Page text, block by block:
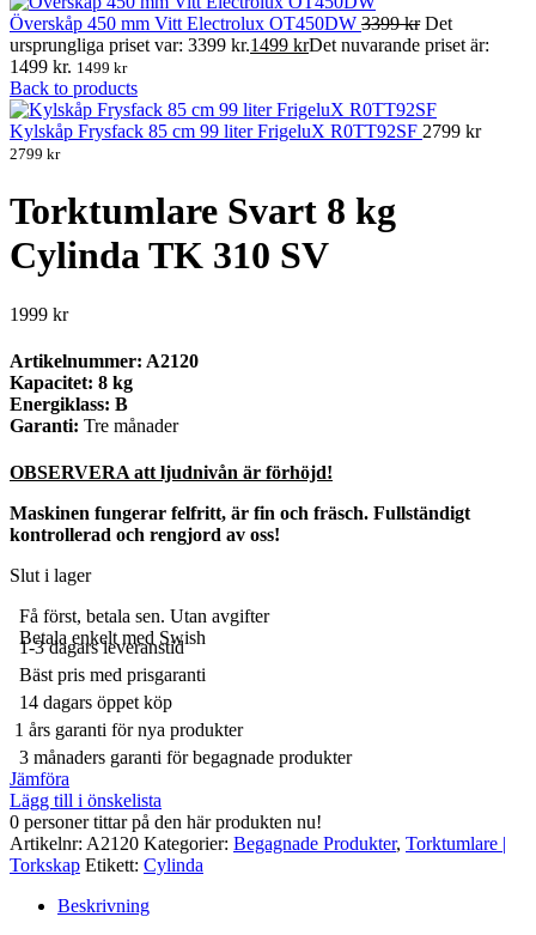
Överskåp 450 mm Vitt Electrolux OT450DW 3399kr Det
ursprungliga priset var: 3399 kr.1499 krDet nuvarande priset är:
1499 kr. 1499 kr
Back to products
Kylskåp Frysfack 85 cm 99 liter FrigeluX R0TT92SF 2799 kr
2799 kr
Torktumlare Svart 8 kg
Cylinda TK 310 SV
1999 kr
Artikelnummer: A2120
Kapacitet: 8 kg
Energiklass: B
Garanti: Tre månader
OBSERVERA att ljudnivån är förhöjd!
Maskinen fungerar felfritt, är fin och fräsch. Fullständigt
kontrollerad och rengjord av oss!
Slut i lager
Få först, betala sen. Utan avgifter
Betala enkelt med Swish
1-3 dagars leveranstid
Bäst pris med prisgaranti
14 dagars öppet köp
1 års garanti för nya produkter
3 månaders garanti för begagnade produkter
Jämföra
Lägg till i önskelista
0 personer tittar på den här produkten nu!
Artikelnr: A2120 Kategorier: Begagnade Produkter, Torktumlare |
Torkskap Etikett: Cylinda
Beskrivning